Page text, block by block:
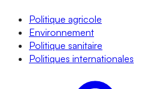
Politique agricole
Environnement
Politique sanitaire
Politiques internationales